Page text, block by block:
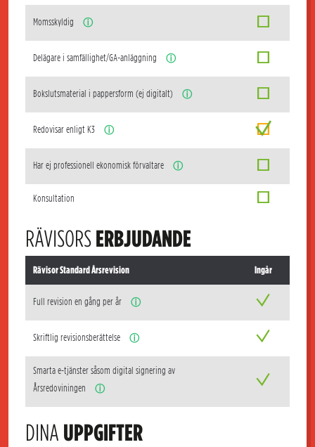
Momsskyldig ⓘ
Delägare i samfällighet/GA-anläggning ⓘ
Bokslutsmaterial i pappersform (ej digitalt) ⓘ
Redovisar enligt K3 ⓘ
Har ej professionell ekonomisk förvaltare ⓘ
Konsultation
RÄVISORSERBJUDANDE
Rävisor Standard Årsrevision Ingår
Full revision en gång per år ⓘ
Skriftlig revisionsberättelse ⓘ
Smarta e-tjänster såsom digital signering av
Årsredoviningen
ⓘ
DINA UPPGIFTER